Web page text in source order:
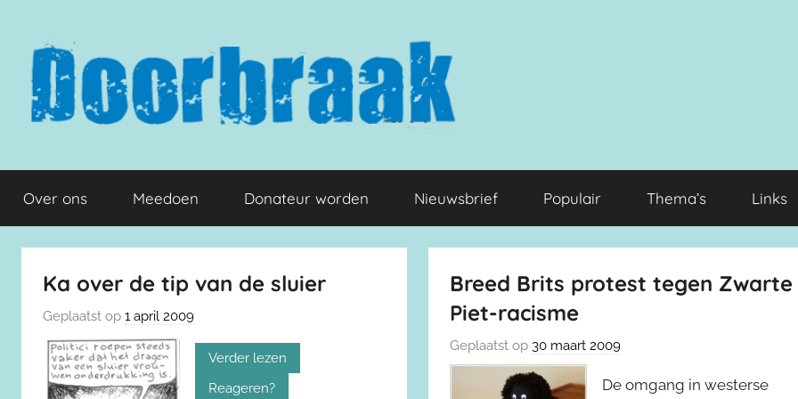
inhoud
springen
Doorbraak.eu
Over ons Meedoen Donateur worden Nieuwsbrief Populair Thema’s Links
Ka over de tip van de sluier
Geplaatst op 1 april 2009
Verder lezen
Reageren?
Breed Brits protest tegen Zwarte
Piet-racisme
Geplaatst op 30 maart 2009
De omgang in westerse